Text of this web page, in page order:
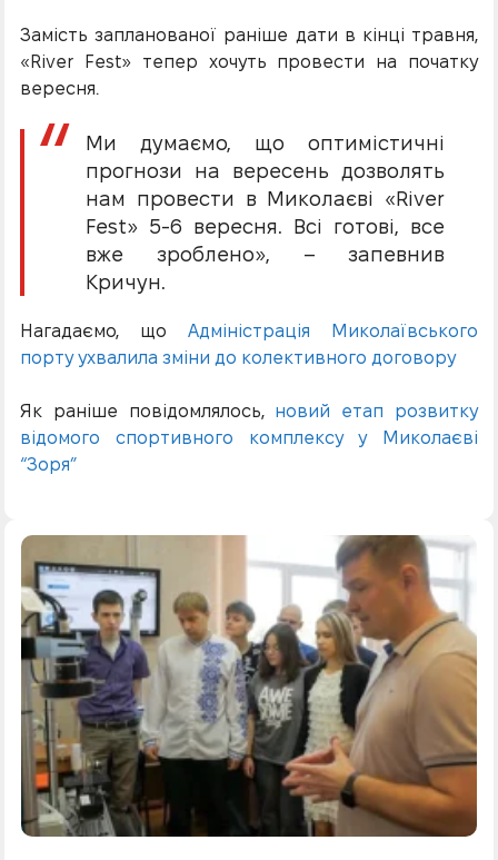
Замість запланованої раніше дати в кінці травня,
«River Fest» тепер хочуть провести на початку
вересня.
Ми думаємо, що оптимістичні
прогнози на вересень дозволять
нам провести в Миколаєві «River
Fest» 5-6 вересня. Всі готові, все
вже зроблено», – запевнив
Кричун.
Нагадаємо, щоАдміністрація Миколаївського
порту ухвалила зміни до колективного договору
Як раніше повідомлялось, новий етап розвитку
відомого спортивного комплексу у Миколаєві
“Зоря”